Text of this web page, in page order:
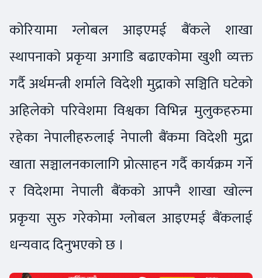
कोरियामा ग्लोबल आइएमई बैंकले शाखा
स्थापनाको प्रकृया अगाडि बढाएकोमा खुशी व्यक्त
गर्दै अर्थमन्त्री शर्माले विदेशी मुद्राको सञ्चिति घटेको
अहिलेको परिवेशमा विश्वका विभिन्न मुलुकहरुमा
रहेका नेपालीहरुलाई नेपाली बैंकमा विदेशी मुद्रा
खाता सञ्चालनकालागि प्रोत्साहन गर्दै कार्यक्रम गर्ने
र विदेशमा नेपाली बैंकको आफ्नै शाखा खोल्न
प्रकृया सुरु गरेकोमा ग्लोबल आइएमई बैंकलाई
धन्यवाद दिनुभएको छ ।